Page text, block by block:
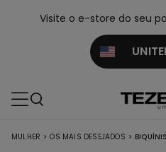
Visite o e-store do seu
MULHER > OS MAIS DESEJADOS >